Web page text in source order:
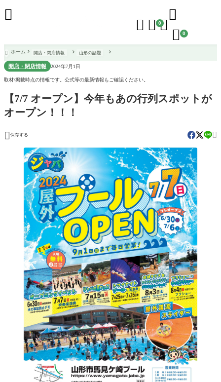
  0

 0

 ホーム 開店・閉店情報 山形の話題
開店・閉店情報 2024年7月1日
取材/掲載時点の情報です。公式等の最新情報もご確認ください。
【7/7 オープン】今年もあの行列スポットが
オープン！！！
 保存する 